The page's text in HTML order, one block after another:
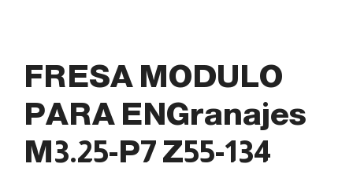
FRESA MODULO
PARA ENGranajes
M3.25-P7 Z55-134